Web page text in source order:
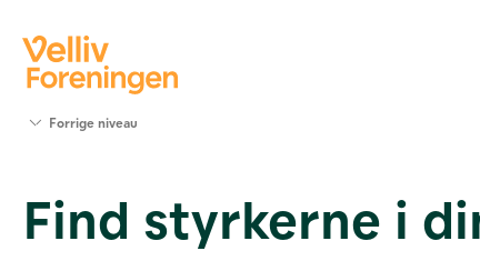
Værktøjer
og viden
Forrige niveau
Find styrkerne i